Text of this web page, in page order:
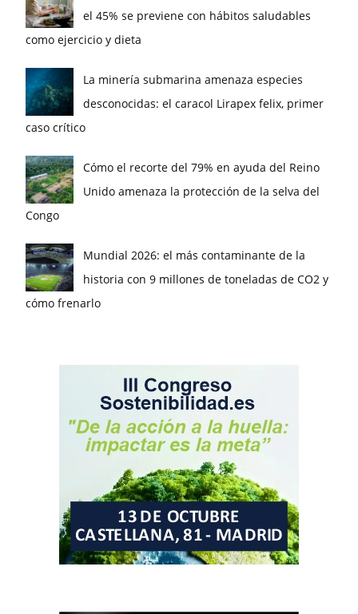
el 45% se previene con hábitos saludables
como ejercicio y dieta
La minería submarina amenaza especies
desconocidas: el caracol Lirapex felix, primer
caso crítico
Cómo el recorte del 79% en ayuda del Reino
Unido amenaza la protección de la selva del
Congo
Mundial 2026: el más contaminante de la
historia con 9 millones de toneladas de CO2 y
cómo frenarlo